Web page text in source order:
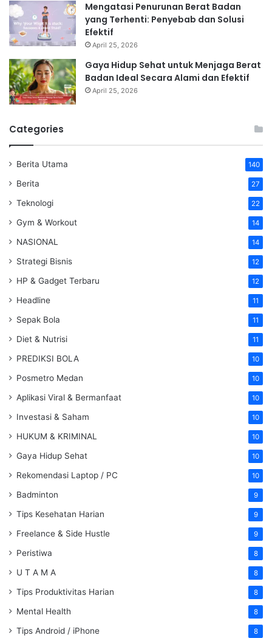
Mengatasi Penurunan Berat Badan
yang Terhenti: Penyebab dan Solusi
Efektif
April 25, 2026
Gaya Hidup Sehat untuk Menjaga Berat
Badan Ideal Secara Alami dan Efektif
April 25, 2026
Categories
Berita Utama 140
Berita 27
Teknologi 22
Gym & Workout 14
NASIONAL 14
Strategi Bisnis 12
HP & Gadget Terbaru 12
Headline 11
Sepak Bola 11
Diet & Nutrisi 11
PREDIKSI BOLA 10
Posmetro Medan 10
Aplikasi Viral & Bermanfaat 10
Investasi & Saham 10
HUKUM & KRIMINAL 10
Gaya Hidup Sehat 10
Rekomendasi Laptop / PC 10
Badminton 9
Tips Kesehatan Harian 9
Freelance & Side Hustle 9
Peristiwa 8
U T A M A 8
Tips Produktivitas Harian 8
Mental Health 8
Tips Android / iPhone 8